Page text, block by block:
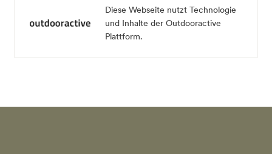
Diese Webseite nutzt Technologie
und Inhalte der Outdooractive
Plattform.